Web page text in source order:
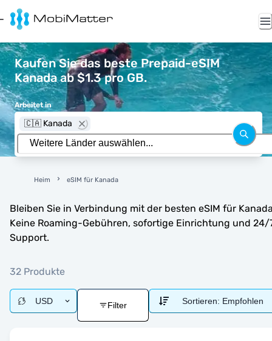
Kaufen Sie das beste Prepaid-eSIM
Kanada ab $1.3 pro GB.
Arbeitet in
🇨🇦 Kanada
Heim eSIM für Kanada
Bleiben Sie in Verbindung mit der besten eSIM für
Keine Roaming-Gebühren, sofortige Einrichtung und 24/
Support.
32 Produkte
USD Filter Sortieren: Empfohlen